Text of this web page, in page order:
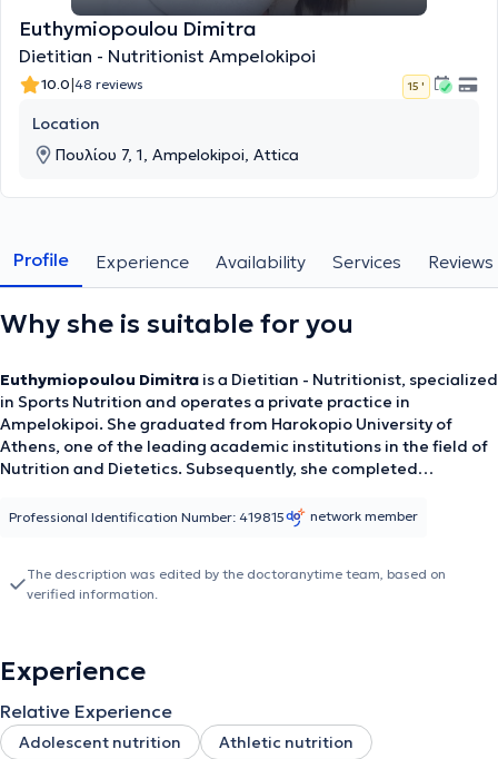
Euthymiopoulou Dimitra
Dietitian - Nutritionist Ampelokipoi
10.0|48 reviews 15 '
Location
Πουλίου 7, 1, Ampelokipoi, Attica
Profile Experience Availability Services Reviews
Why she is suitable for you
Euthymiopoulou Dimitra is a Dietitian - Nutritionist, specialized
in Sports Nutrition and operates a private practice in
Ampelokipoi. She graduated from Harokopio University of
Athens, one of the leading academic institutions in the field of
Nutrition and Dietetics. Subsequently, she completed
for optimal performance and well-being.Alongside her
With a passion for nutrition and athletic performance, her goal is
to guide individuals to achieve balance and health through
Professional Identification Number: 419815 network member
The description was edited by the doctoranytime team, based on
verified information.
Experience
Relative Experience
Adolescent nutrition
Athletic nutrition